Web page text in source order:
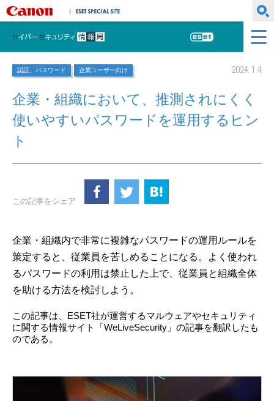
キヤノンマーケティングジャパン株式会社
サイバーセキュリティ情報局
ESET
認証、パスワード 企業ユーザー向け 2024.1.4
企業・組織において、推測されにくく
使いやすいパスワードを運用するヒン
ト
この記事をシェア
企業・組織内で非常に複雑なパスワードの運用ルールを
策定すると、従業員を苦しめることになる。よく使われ
るパスワードの利用は禁止した上で、従業員と組織全体
を助ける方法を検討しよう。
この記事は、ESET社が運営するマルウェアやセキュリティ
に関する情報サイト「WeLiveSecurity」の記事を翻訳したも
のである。